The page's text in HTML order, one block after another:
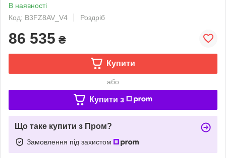
В наявності
Код: B3FZ8AV_V4
Роздріб
86 535 ₴
Купити
або
Купити з
Що таке купити з Пром?
Замовлення під захистом